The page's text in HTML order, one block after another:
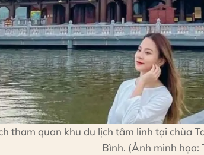
tham quan khu du lịch tâm linh tại chùa
Bình. (Ảnh minh họa: